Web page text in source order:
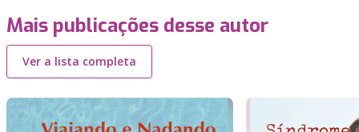
Mais publicações desse autor
Ver a lista completa